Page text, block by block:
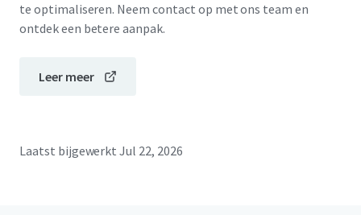
te optimaliseren. Neem contact op met ons team en
ontdek een betere aanpak.
Leer meer
Laatst bijgewerkt Jul 22, 2026